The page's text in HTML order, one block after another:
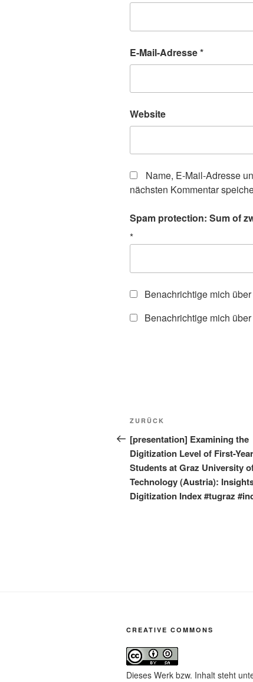
E-Mail-Adresse*
Website
Name, E-Mail-Adresse
nächsten Kommentar
Spam protection: Sum of
*
Benachrichtige mich
Benachrichtige mich
Beitragsnavigation
Vorheriger
Beitrag
ZURÜCK
[presentation] Examining the
Digitization Level of First-Year
Students at Graz University
Technology (Austria):
Digitization Index #tugraz
CREATIVE COMMONS
Dieses Werk bzw. Inhalt steht